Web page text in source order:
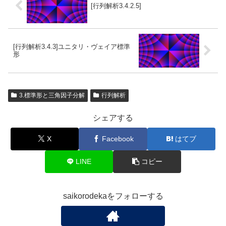
[行列解析3.4.2.5]
[行列解析3.4.3]ユニタリ・ヴェイア標準
形
3.標準形と三角因子分解 行列解析
シェアする
X Facebook はてブ
LINE コピー
saikorodekaをフォローする